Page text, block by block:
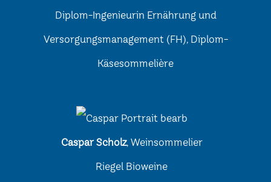
Diplom-Ingenieurin Ernährung und
Versorgungsmanagement (FH), Diplom-
Käsesommelière
Caspar Scholz, Weinsommelier
Riegel Bioweine